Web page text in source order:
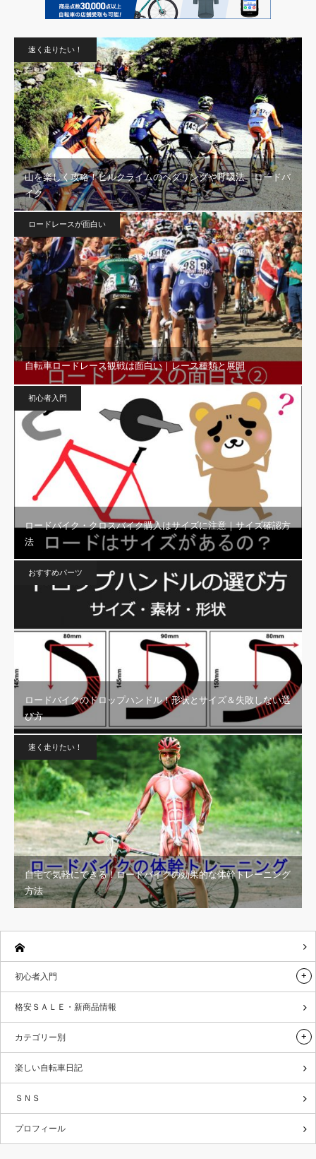
速く走りたい！
山を楽しく攻略！ヒルクライムのペダリングや呼吸法 ロードバ
イク
ロードレースが面白い
自転車ロードレース観戦は面白い｜レース種類と展開
初心者入門
ロードバイク・クロスバイク購入はサイズに注意｜サイズ確認方
法
おすすめパーツ
ロードバイクのドロップハンドル！形状とサイズ＆失敗しない選
び方
速く走りたい！
自宅で気軽にできる！ロードバイクの効果的な体幹トレーニング
方法
初心者入門
格安ＳＡＬＥ・新商品情報
カテゴリー別
楽しい自転車日記
ＳＮＳ
プロフィール